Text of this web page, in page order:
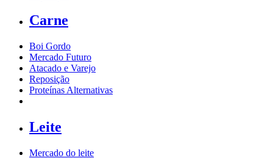
Carne
Boi Gordo
Mercado Futuro
Atacado e Varejo
Reposição
Proteínas Alternativas
Leite
Mercado do leite